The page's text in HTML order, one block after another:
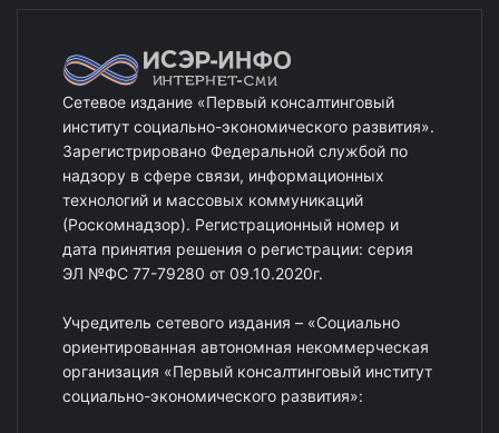
Сетевое издание «Первый консалтинговый
институт социально-экономического развития».
Зарегистрировано Федеральной службой по
надзору в сфере связи, информационных
технологий и массовых коммуникаций
(Роскомнадзор). Регистрационный номер и
дата принятия решения о регистрации: серия
ЭЛ №ФС 77-79280 от 09.10.2020г.
Учредитель сетевого издания – «Социально
ориентированная автономная некоммерческая
организация «Первый консалтинговый институт
социально-экономического развития»: